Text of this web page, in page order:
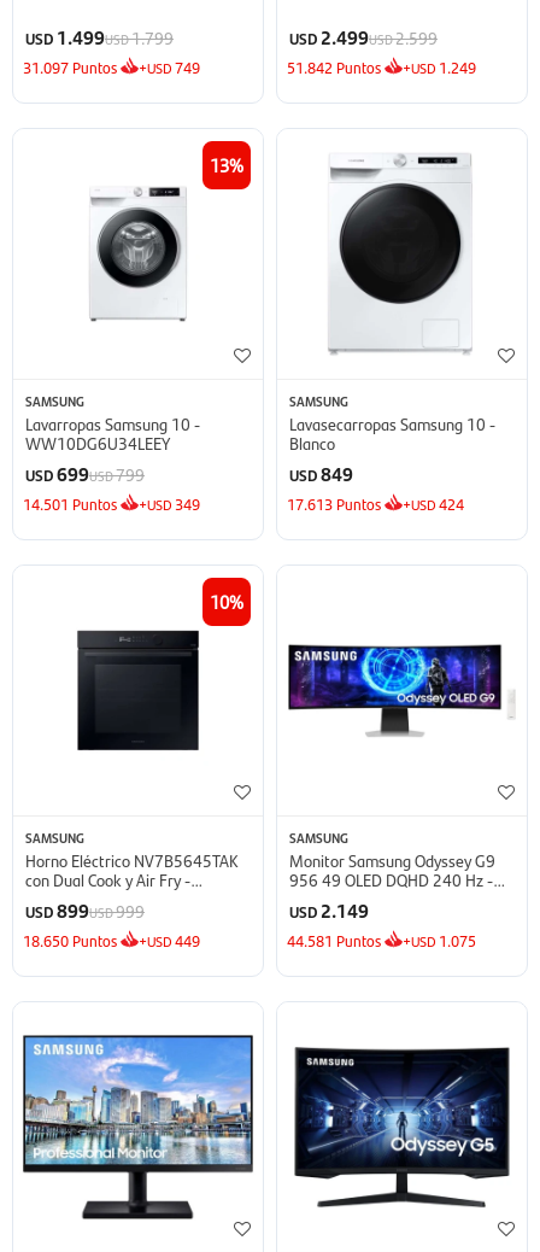
USD 1.499USD1.799
31.097 Puntos +USD749
USD 2.499USD2.599
51.842 Puntos +USD 1.249
13
SAMSUNG
Lavarropas Samsung 10 -
WW10DG6U34LEEY
USD699USD799
14.501 Puntos +USD 349
SAMSUNG
Lavasecarropas Samsung 10 -
Blanco
USD849
17.613 Puntos +USD424
10
SAMSUNG
Horno Eléctrico NV7B5645TAK
con Dual Cook y Air Fry -
NV7B5645TAK
USD899USD999
18.650 Puntos +USD449
SAMSUNG
Monitor Samsung Odyssey G9
956 49 OLED DQHD 240 Hz -
USD 2.149
44.581 Puntos +USD 1.075